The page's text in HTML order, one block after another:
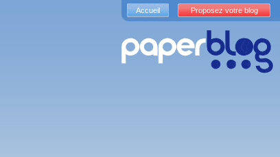
Accueil Proposez votre blog